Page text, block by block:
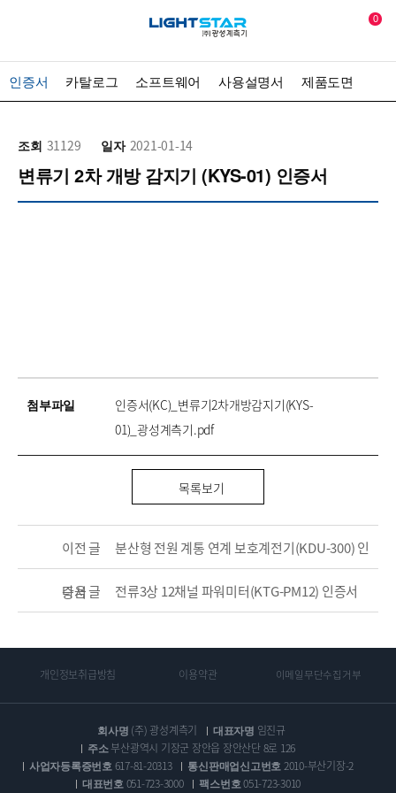
0
인증서 카탈로그 소프트웨어 사용설명서 제품도면
조회 31129 일자 2021-01-14
변류기 2차 개방 감지기 (KYS-01) 인증서
첨부파일
인증서(KC)_변류기2차개방감지기(KYS-
01)_광성계측기.pdf
목록보기
이전 글 분산형 전원 계통 연계 보호계전기(KDU-300) 인
증서
다음 글 전류3상 12채널 파워미터(KTG-PM12) 인증서
개인정보취급방침 이용약관 이메일무단수집거부
회사명 (주) 광성계측기 대표자명 임진규
주소부산광역시 기장군 장안읍 장안산단 8로 126
사업자등록증번호 617-81-20313 통신판매업신고번호 2010-부산기장-2
대표번호 051-723-3000 팩스번호051-723-3010